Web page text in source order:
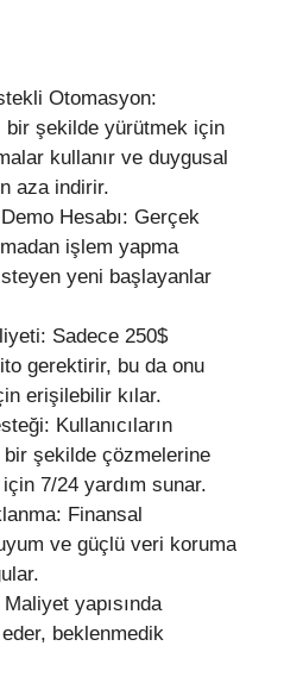
Otomasyon:
bir şekilde yürütmek için
kullanır ve duygusal
aza indirir.
Hesabı: Gerçek
işlem yapma
yeni başlayanlar
Sadece 250$
gerektirir, bu da onu
erişilebilir kılar.
Kullanıcıların
bir şekilde çözmelerine
7/24 yardım sunar.
Finansal
ve güçlü veri koruma
yapısında
beklenmedik